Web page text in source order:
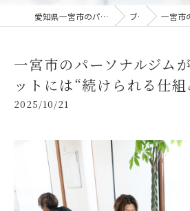
愛知県一宮市のパーソナルジムならG-4GYM ブログ 一宮市のパーソ
一宮市のパーソナルジム
ットには“続けられる仕組
2025/10/21